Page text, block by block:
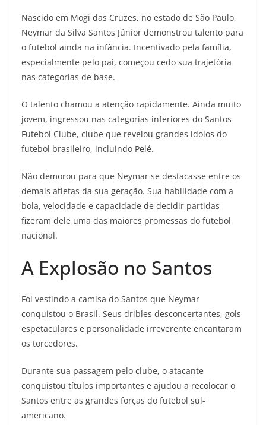
Nascido em Mogi das Cruzes, no estado de São Paulo,
Neymar da Silva Santos Júnior demonstrou talento para
o futebol ainda na infância. Incentivado pela família,
especialmente pelo pai, começou cedo sua trajetória
nas categorias de base.
O talento chamou a atenção rapidamente. Ainda muito
jovem, ingressou nas categorias inferiores do Santos
Futebol Clube, clube que revelou grandes ídolos do
futebol brasileiro, incluindo Pelé.
Não demorou para que Neymar se destacasse entre os
demais atletas da sua geração. Sua habilidade com a
bola, velocidade e capacidade de decidir partidas
fizeram dele uma das maiores promessas do futebol
nacional.
A Explosão no Santos
Foi vestindo a camisa do Santos que Neymar
conquistou o Brasil. Seus dribles desconcertantes, gols
espetaculares e personalidade irreverente encantaram
os torcedores.
Durante sua passagem pelo clube, o atacante
conquistou títulos importantes e ajudou a recolocar o
Santos entre as grandes forças do futebol sul-
americano.